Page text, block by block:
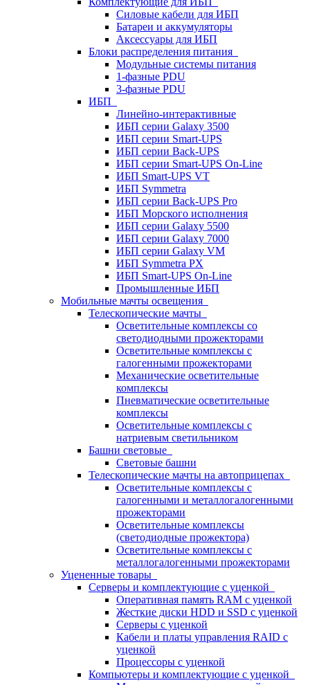
Силовые кабели для ИБП
Батареи и аккумуляторы
Аксессуары для ИБП
Блоки распределения питания
Модульные системы питания
1-фазные PDU
3-фазные PDU
ИБП
Линейно-интерактивные
ИБП серии Galaxy 3500
ИБП серии Smart-UPS
ИБП серии Back-UPS
ИБП серии Smart-UPS On-Line
ИБП Smart-UPS VT
ИБП Symmetra
ИБП серии Back-UPS Pro
ИБП Морского исполнения
ИБП серии Galaxy 5500
ИБП серии Galaxy 7000
ИБП серии Galaxy VM
ИБП Symmetra PX
ИБП Smart-UPS On-Line
Промышленные ИБП
Мобильные мачты освещения
Телескопические мачты
Осветительные комплексы со
светодиодными прожекторами
Осветительные комплексы с
галогенными прожекторами
Механические осветительные
комплексы
Пневматические осветительные
комплексы
Осветительные комплексы с
натриевым светильником
Башни световые
Световые башни
Телескопические мачты на автоприцепах
Осветительные комплексы с
галогенными и металлогалогенными
прожекторами
Осветительные комплексы
(светодиодные прожектора)
Осветительные комплексы с
металлогалогенными прожекторами
Уцененные товары
Серверы и комплектующие с уценкой
Оперативная память RAM с уценкой
Жесткие диски HDD и SSD с уценкой
Серверы с уценкой
Кабели и платы управления RAID с
уценкой
Процессоры с уценкой
Компьютеры и комплектующие с уценкой